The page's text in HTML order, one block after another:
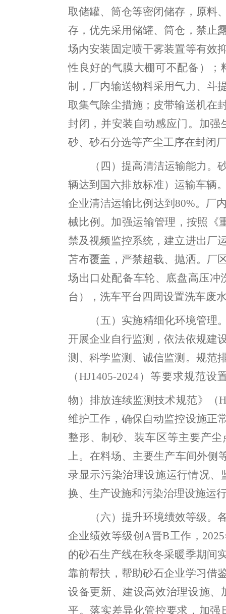
取储罐、筒仓等密闭储存，原料
存 ，优先采用储罐、筒仓，禁止
场内安装固定喷干雾装置等有效
性良好的气膜大棚可不配备）
制，厂内输送物料采用气力、斗
取集气除尘措施；皮带输送机在
封闭，并安装自动感应门 。 加强
砂、砂石分选等产尘工序在封闭
（四）提高清洁运输能力 。
辆达到国六排放标准）运输车辆
企业清洁运输比例达到 80%。 厂
械比例 。 加强运输管理 ，按照《
禁及视频监控系统 ，建立进出厂
苫布覆盖 ， 严禁超载、抛洒。厂
场出口处配备车轮、底盘高压
台）
， 洗车平台四周设置洗车废
（五）实施精细化环境管理
开展企业自行监测，依法依规建
测、科学监测、诚信监测 。 规范
（HJ1405-2024）等要求规范设
物）排放连续监测技术规范》（
维护工作，确保自动监控设施正
整形、制砂、装车区等主要产
上。 在料场、主要生产车间外侧
录显示污染治理设施运行情况
换、生产设施和污染治理设施运
（六）提升环境绩效等级。
企业绩效等级创 A晋B工作 ， 2025
的砂石生产线在秋冬采暖季期间
靠前帮扶 ， 帮助砂石企业学习借
设备更新、建设高效治理设施
平。落实差异化管控要求 ， 加强